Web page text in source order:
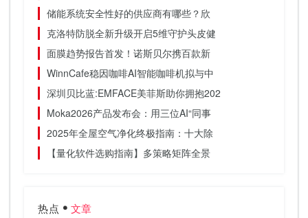
储能系统安全性好的供应商有哪些？欣
克洛特防脱全新升级开启5维守护头皮健
面膜趋势报告首发！诺斯贝尔携百款新
WinnCafe稳因咖啡AI智能咖啡机拟与中
深圳贝比蓝:EMFACE美菲斯助你拥抱202
Moka2026产品发布会：用三位AI“同事
2025年全屋空气净化终极指南：十大除
【量化软件选购指南】多策略矩阵全景
热点 文章